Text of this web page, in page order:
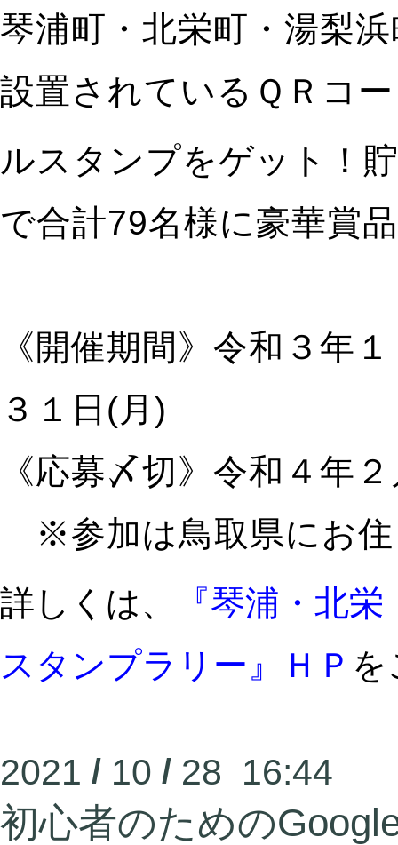
琴浦町・北栄町・湯梨
設置されている ＱＲコ
ルスタンプをゲット！
で合計79名様に豪華賞
《開催期間》令和３年
３１日(月)
《応募〆切》令和４年
※参加は鳥取県にお住
詳しくは、
『琴浦・北
スタンプラリー』ＨＰ を
2021 / 10 / 28 16:44
初心者のための